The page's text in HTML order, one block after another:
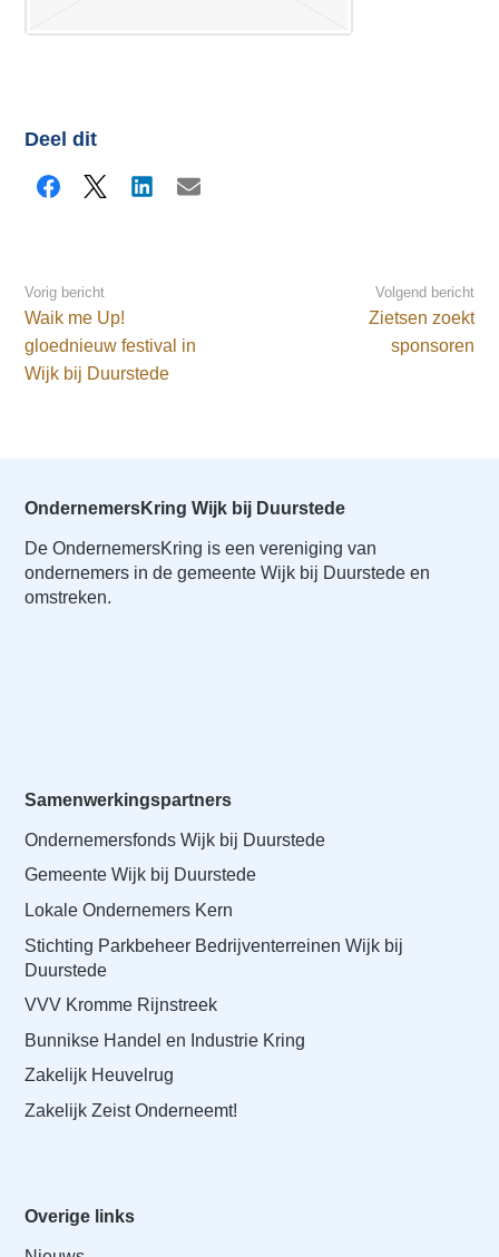
Deel dit
Facebook
X LinkedInE-mail
Vorig bericht
Waik me Up!
gloednieuw festival in
Wijk bij Duurstede
Volgend bericht
Zietsen zoekt
sponsoren
OndernemersKring Wijk bij Duurstede
De OndernemersKring is een vereniging van
ondernemers in de gemeente Wijk bij Duurstede en
omstreken.
Samenwerkingspartners
Ondernemersfonds Wijk bij Duurstede
Gemeente Wijk bij Duurstede
Lokale Ondernemers Kern
Stichting Parkbeheer Bedrijventerreinen Wijk bij
Duurstede
VVV Kromme Rijnstreek
Bunnikse Handel en Industrie Kring
Zakelijk Heuvelrug
Zakelijk Zeist Onderneemt!
Overige links